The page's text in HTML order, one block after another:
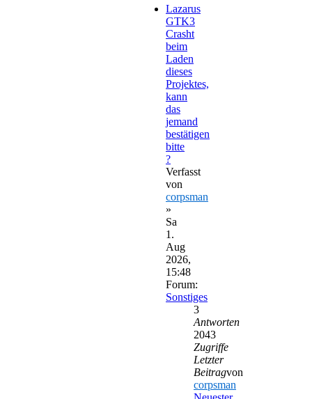
Lazarus
GTK3
Crasht
beim
Laden
dieses
Projektes,
kann
das
jemand
bestätigen
bitte
?
Verfasst
von
corpsman
»
Sa
1.
Aug
2026,
15:48
Forum:
Sonstiges
3
Antworten
2043
Zugriffe
Letzter
Beitragvon
corpsman